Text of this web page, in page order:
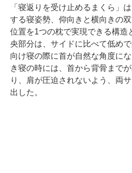
「寝返りを受け止めるまくら」
する寝姿勢、仰向きと横向きの
位置を1つの枕で実現できる構造
央部分は、サイドに比べて低め
向け寝の際に首が自然な角度に
き寝の時には、首から背骨まで
り、肩が圧迫されないよう、両
出した。